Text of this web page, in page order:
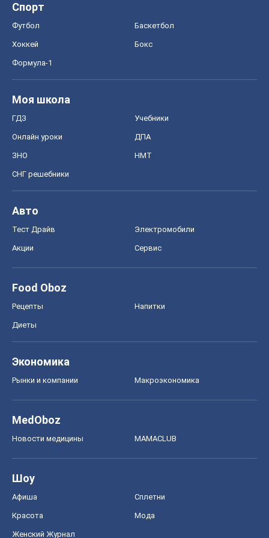
Спорт
Футбол Баскетбол
Хоккей Бокс
Формула-1
Моя школа
ГДЗ Учебники
Онлайн уроки ДПА
ЗНО НМТ
СНГ решебники
Авто
Тест Драйв Электромобили
Акции Сервис
Food Oboz
Рецепты Напитки
Диеты
Экономика
Рынки и компании Mакроэкономика
MedOboz
Новости медицины MAMACLUB
Шоу
Афиша Сплетни
Красота Мода
Женский Журнал